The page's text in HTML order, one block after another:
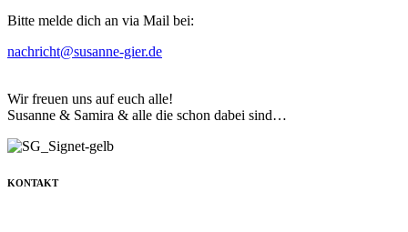
Bitte melde dich an via Mail bei:
nachricht@susanne-gier.de
Wir freuen uns auf euch alle!
Susanne & Samira & alle die schon dabei sind…
KONTAKT